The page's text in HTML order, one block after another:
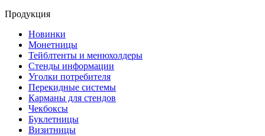
Продукция
Новинки
Монетницы
Тейблтенты и менюхолдеры
Стенды информации
Уголки потребителя
Перекидные системы
Карманы для стендов
Чекбоксы
Буклетницы
Визитницы